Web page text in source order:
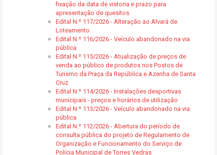
fixação da data de vistoria e prazo para
apresentação de quesitos
Edital N.º 117/2026 - Alteração ao Alvará de
Loteamento
Edital N.º 116/2026 - Veículo abandonado na via
pública
Edital N.º 115/2026 - Atualização de preços de
venda ao público de produtos nos Postos de
Turismo da Praça da República e Azenha de Santa
Cruz
Edital N.º 114/2026 - Instalações desportivas
municipais - preços e horários de utilização
Edital N.º 113/2026 - Veículo abandonado na via
pública
Edital N.º 112/2026 - Abertura do período de
consulta pública do projeto de Regulamento de
Organização e Funcionamento do Serviço de
Polícia Municipal de Torres Vedras